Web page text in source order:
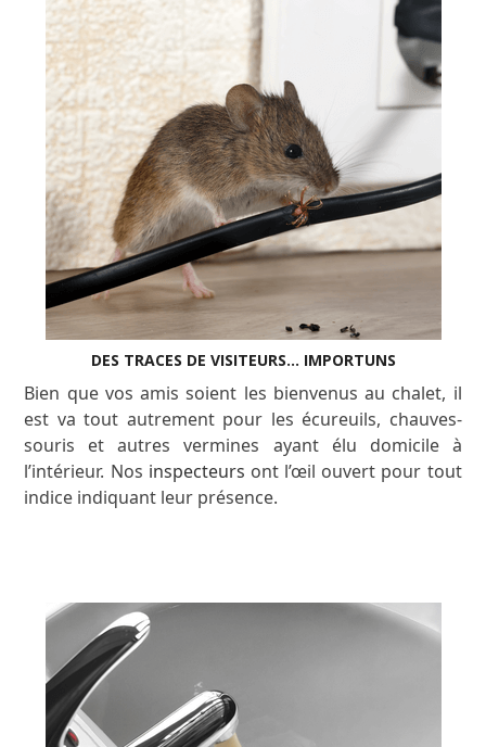
DES TRACES DE VISITEURS... IMPORTUNS
Bien que vos amis soient les bienvenus au chalet, il
est va tout autrement pour les écureuils, chauves-
souris et autres vermines ayant élu domicile à
l’intérieur. Nos inspecteurs ont l’œil ouvert pour tout
indice indiquant leur présence.